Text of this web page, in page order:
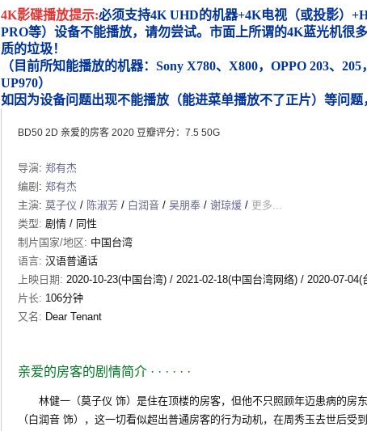
4K影碟播放提示:必须支持4K UHD的机器+4K电视（或投影）
PRO等）设备不能播放，请勿尝试。市面上所谓的4K蓝光机很
质的垃圾！
（目前所知能播放的机器：Sony X780、X800，OPPO 203、
UP970）
如因为设备问题出现不能播放（能进菜单播放不了正片）等问题
BD50 2D 亲爱的房客 2020 豆瓣评分：7.5 50G
导演: 郑有杰
编剧 : 郑有杰
主演: 莫子仪 / 陈淑芳 / 白润音 / 吴朋奉 / 谢琼煖 / 更多...
类型: 剧情 / 同性
制片国家/地区: 中国台湾
语言: 汉语普通话
上映日期: 2020-10-23(中国台湾) / 2021-02-18(中国台湾网络) / 2020-07-04(
片长: 106分钟
又名: Dear Tenant
亲爱的房客的剧情简介 · · · · · ·
林健一（莫子仪 饰）是住在顶楼的房客，但他不只照顾年迈患病的房
（白润音 饰），这一切看似超出普通房客的行为动机，在周秀玉去世后